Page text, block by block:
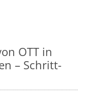
OTT in
– Schritt-